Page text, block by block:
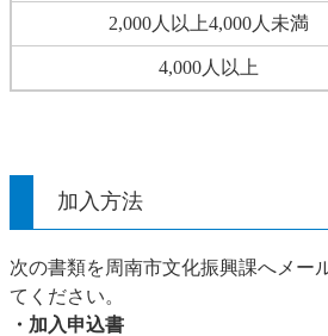
2,000人以上4,000人未満
4,000人以上
加入方法
次の書類を周南市文化振興課へメー
てください。
・加入申込書